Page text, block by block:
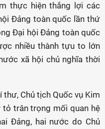
thực hiện thắng lợi các
Đảng toàn quốc lần thứ
Đại hội Đảng toàn quốc
nhiều thành tựu to lớn
xã hội chủ nghĩa thời
Chủ tịch Quốc vụ Kim
tỏ trân trọng mối quan hệ
Đảng, hai nước do Chủ